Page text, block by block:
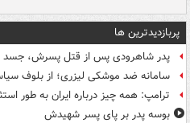
پربازدیدترین ها
پدر شاهرودی پس از قتل پسرش، جسد
سامانه ضد موشکی لیزری؛ از بلوف
ترامپ: همه چیز درباره ایران به طور
بوسه‌ پدر بر پای پسر شهیدش